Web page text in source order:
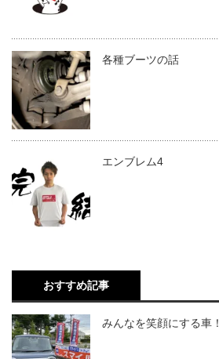
各種ブーツの話
エンブレム4
おすすめ記事
みんなを笑顔にする車！